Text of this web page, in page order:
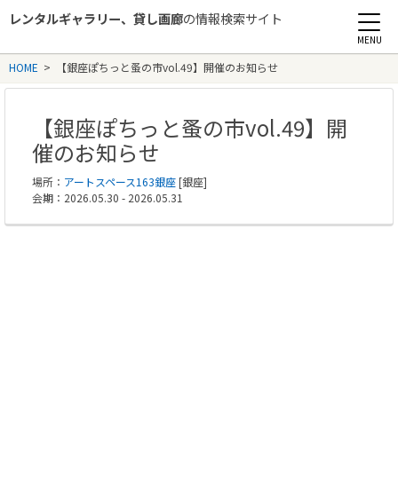
レンタルギャラリー、貸し画廊の情報検索サイト
Rental Gallery jp
HOME > 【銀座ぽちっと蚤の市vol.49】開催のお知らせ
【銀座ぽちっと蚤の市vol.49】開
催のお知らせ
場所： アートスペース163銀座[銀座]
会期：2026.05.30 - 2026.05.31